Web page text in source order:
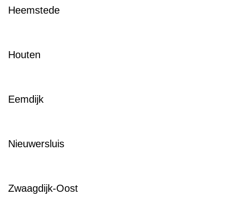
Heemstede
Houten
Eemdijk
Nieuwersluis
Zwaagdijk-Oost